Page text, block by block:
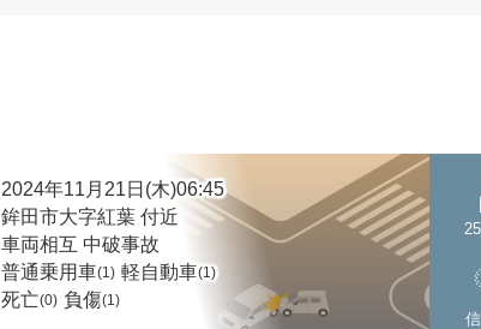
2024年11月21日(木)06:45
鉾田市大字紅葉 付近
車両相互 中破事故
普通乗用車(1) 軽自動車(1)
死亡(0) 負傷(1)